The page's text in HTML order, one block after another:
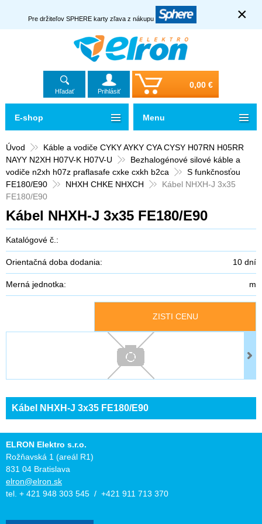
Pre držiteľov SPHERE karty zľava z nákupu ×
Hľadať Prihlásiť
0,00 €
Úvod
Káble a vodiče CYKY AYKY CYA CYSY H07RN H05RR
NAYY N2XH H07V-K H07V-U
Bezhalogénové silové káble a
vodiče n2xh h07z praflasafe cxke cxkh b2ca
S funkčnosťou
FE180/E90
NHXH CHKE NHXCH
Kábel NHXH-J 3x35
FE180/E90
Kábel NHXH-J 3x35 FE180/E90
Katalógové č.:
Orientačná doba dodania: 10 dní
Merná jednotka: m
ZISTI CENU
Kábel NHXH-J 3x35 FE180/E90
E-shop Menu
ELRON Elektro s.r.o.
Rožňavská 1 (areál R1)
831 04 Bratislava
elron@elron.sk
tel. + 421 948 303 545 / +421 911 713 370